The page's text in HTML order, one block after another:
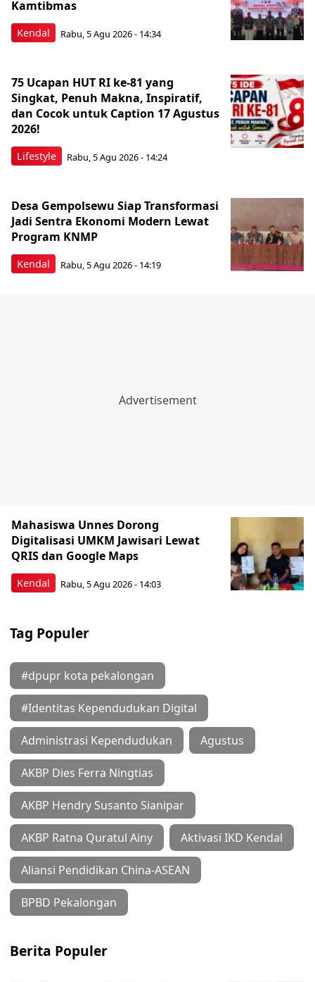
Kendal
Kamtibmas
Rabu, 5 Agu 2026 - 14:34
Lifestyle
75 Ucapan HUT RI ke-81 yang
Singkat, Penuh Makna, Inspiratif,
dan Cocok untuk Caption 17 Agustus
2026!
Rabu, 5 Agu 2026 - 14:24
Kendal
Desa Gempolsewu Siap Transformasi
Jadi Sentra Ekonomi Modern Lewat
Program KNMP
Rabu, 5 Agu 2026 - 14:19
Kendal
Mahasiswa Unnes Dorong
Digitalisasi UMKM Jawisari Lewat
QRIS dan Google Maps
Rabu, 5 Agu 2026 - 14:03
Tag Populer
#dpupr kota pekalongan
#Identitas Kependudukan Digital
Administrasi Kependudukan Agustus
AKBP Dies Ferra Ningtias
AKBP Hendry Susanto Sianipar
AKBP Ratna Quratul Ainy Aktivasi IKD Kendal
Aliansi Pendidikan China-ASEAN
BPBD Pekalongan
Berita Populer